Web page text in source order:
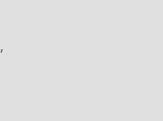
,